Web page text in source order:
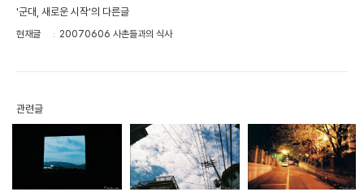
'군대, 새로운 시작'의 다른글
현재글 20070606 사촌들과의 식사
관련글